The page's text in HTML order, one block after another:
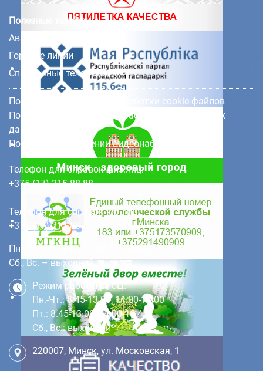
Полезные телефоны
Аварийные службы
Горячие линии
Справочные телефоны
Политика в отношении обработки cookie-файлов
Политика в отношении обработки персональных
данных клиентов
Политика в отношении видеонаблюдения
Телефон для справок физ.лиц:
+375 (17) 215 88 88
Телефон для справок юр.лиц:
+375 (17) 215 88 44
Пн.-Пт. с 9.00 до 18.00 без обеда.
Сб., Вс. – выходной.
Режим работы ЕРСЦ:
Пн.-Чт.: 8.45-13.00, 14.00-18.00
Пт.: 8.45-13.00, 14.00-16.45
Сб., Вс.: выходной
220007, Минск, ул. Московская, 1